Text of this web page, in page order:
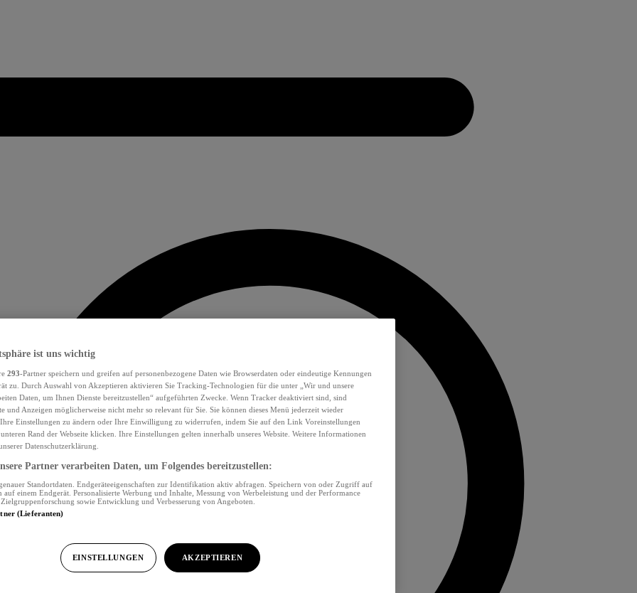
ist uns wichtig
293-Partner speichern und greifen auf personenbezogene Daten wie Browserdaten oder eindeutige Kennungen
zu. Durch Auswahl von Akzeptieren aktivieren Sie Tracking-Technologien für die unter „Wir und unsere
Daten, um Ihnen Dienste bereitzustellen“ aufgeführten Zwecke. Wenn Tracker deaktiviert sind, sind
und Anzeigen möglicherweise nicht mehr so relevant für Sie. Sie können dieses Menü jederzeit wieder
Einstellungen zu ändern oder Ihre Einwilligung zu widerrufen, indem Sie auf den Link Voreinstellungen
Rand der Webseite klicken. Ihre Einstellungen gelten innerhalb unseres Website. Weitere Informationen
Datenschutzerklärung.
Partner verarbeiten Daten, um Folgendes bereitzustellen:
Standortdaten. Endgeräteeigenschaften zur Identifikation aktiv abfragen. Speichern von oder Zugriff auf
einem Endgerät. Personalisierte Werbung und Inhalte, Messung von Werbeleistung und der Performance
sowie Entwicklung und Verbesserung von Angeboten.
(Lieferanten)
EINSTELLUNGEN AKZEPTIEREN